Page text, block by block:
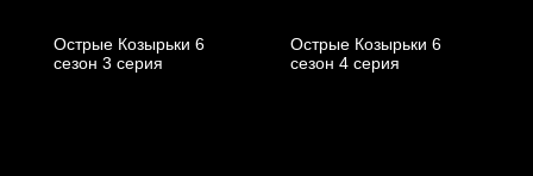
Острые Козырьки 6
cезон 3 cерия
Острые Козырьки 6
cезон 4 cерия